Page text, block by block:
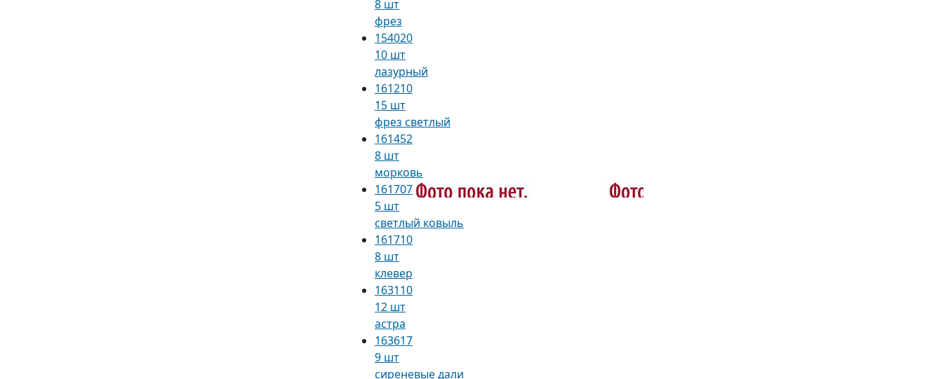
8 шт
фрез
154020
10 шт
лазурный
161210
15 шт
фрез светлый
161452
8 шт
морковь
161707
5 шт
светлый ковыль
161710
8 шт
клевер
163110
12 шт
астра
163617
9 шт
сиреневые дали